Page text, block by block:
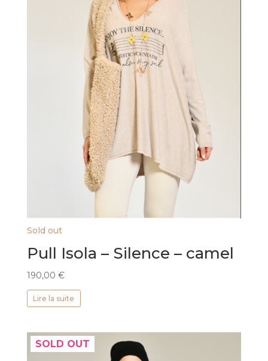
Sold out
Pull Isola – Silence – camel
190,00 €
Lire la suite
SOLD OUT